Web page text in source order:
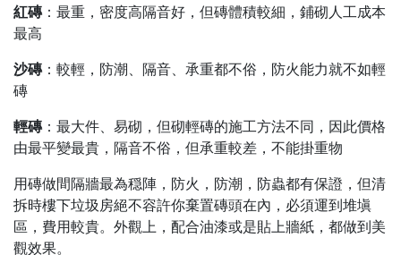
紅磚：最重，密度高隔音好，但磚體積較細，鋪砌人工成本
最高
沙磚：較輕，防潮、隔音、承重都不俗，防火能力就不如輕
磚
輕磚：最大件、易砌，但砌輕磚的施工方法不同，因此價格
由最平變最貴，隔音不俗，但承重較差，不能掛重物
用磚做間隔牆最為穏陣，防火，防潮，防蟲都有保證，但清
拆時樓下垃圾房絕不容許你棄置磚頭在內，必須運到堆塡
區，費用較貴。外觀上，配合油漆或是貼上牆紙，都做到美
觀效果。